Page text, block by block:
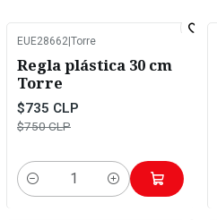
EUE28662 Torre
Regla plástica 30 cm
Torre
$735 CLP
$750 CLP
Cantidad